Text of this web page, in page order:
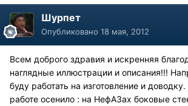
Шурпет
Опубликовано 18 мая, 2012
Всем доброго здравия и искренняя
наглядные иллюстрации и описания!!!
буду работать на изготовление и
работе осенило : на НефАЗах боковые